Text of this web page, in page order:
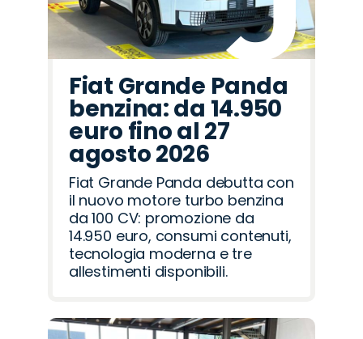
Fiat Grande Panda
benzina: da 14.950
euro fino al 27
agosto 2026
Fiat Grande Panda debutta con
il nuovo motore turbo benzina
da 100 CV: promozione da
14.950 euro, consumi contenuti,
tecnologia moderna e tre
allestimenti disponibili.